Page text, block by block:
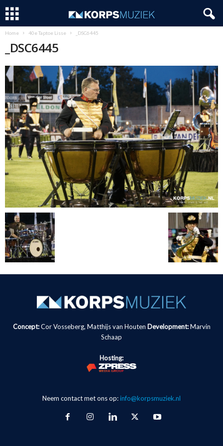
Home 40e Taptoe Lisse _DSC6445
_DSC6445
Concept:Cor Vosseberg, Matthijs van Houten Development: Marvin
Schaap
Hosting:
Neem contact met ons op:info@korpsmuziek.nl